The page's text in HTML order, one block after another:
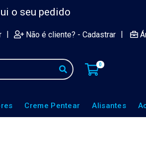
o seu pedido
| Não é cliente? - Cadastrar |
0
Creme Pentear Alisantes